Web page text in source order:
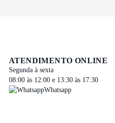
ATENDIMENTO ONLINE
Segunda à sexta
08:00 às 12:00 e 13:30 às 17:30
Whatsapp